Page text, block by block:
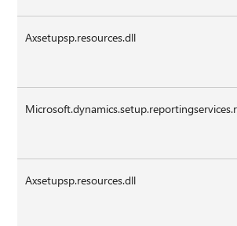
Axsetupsp.resources.dll
Axsetupsp.resources.dll